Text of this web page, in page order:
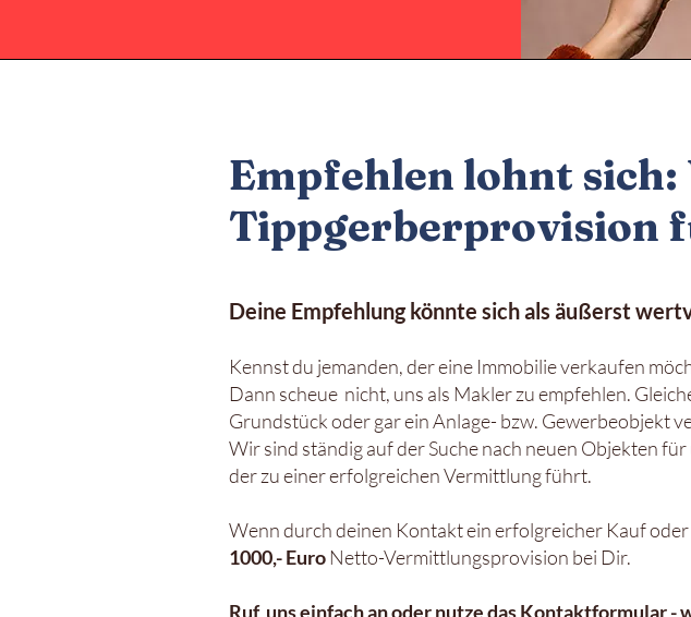
Empfehlen lohnt
Tippgerberprovision
Deine Empfehlung könnte sich als äußerst
Kennst du jemanden, der eine Immobilie verkaufen
Dann scheue nicht, uns als Makler zu empfehlen.
Grundstück oder gar ein Anlage- bzw. Gewerbeobjekt
Wir sind ständig auf der Suche nach neuen Objekten
der zu einer erfolgreichen Vermittlung führt.
Wenn durch deinen Kontakt ein erfolgreicher Kauf oder
1000,-EuroNetto-Vermittlungsprovision bei Dir.
Ruf uns einfach an oder nutze das Kontaktformular -